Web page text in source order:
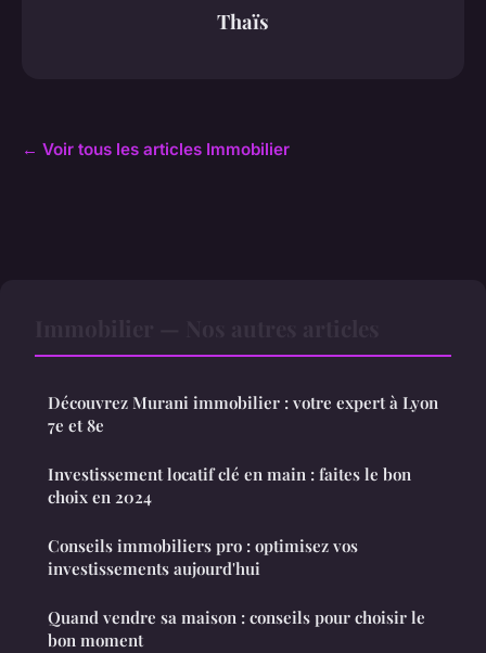
Thaïs
← Voir tous les articles Immobilier
Découvrez Murani immobilier : votre expert à Lyon
7e et 8e
Investissement locatif clé en main : faites le bon
choix en 2024
Conseils immobiliers pro : optimisez vos
investissements aujourd'hui
Quand vendre sa maison : conseils pour choisir le
bon moment